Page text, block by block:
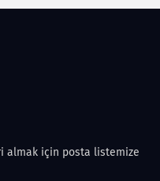
almak için posta listemize